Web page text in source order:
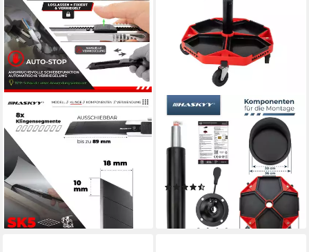
HASKYY
Cuttermesser Cuttermesser
Universal Professional
Teppichmesser SK5 Klinge
Cutter Me
6,99 €
lieferbar - in 2-3 Werktagen bei dir
Arbeitshocker HASKYY
Werkstatthocker mit
Rückenlehne,
höhenverstellbar
(4)
54,99 €
lieferbar - in 2-3 Werktagen bei dir